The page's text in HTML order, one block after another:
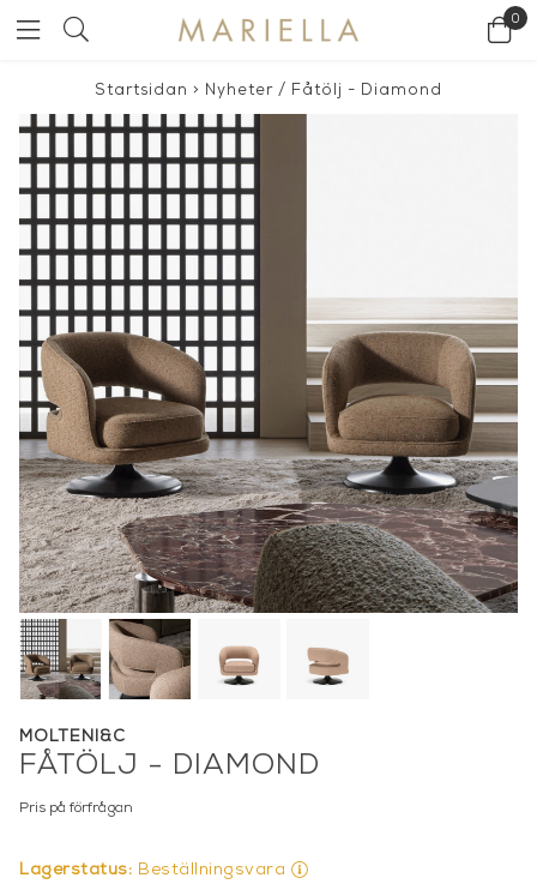
0
Startsidan > Nyheter / Fåtölj - Diamond
MOLTENI&C
FÅTÖLJ - DIAMOND
Pris på förfrågan
Lagerstatus: Beställningsvara